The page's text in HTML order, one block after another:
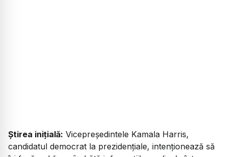
Știrea inițială: Vicepreședintele Kamala Harris,
candidatul democrat la prezidențiale, intenționează să